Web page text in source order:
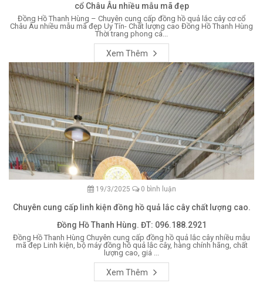
cổ Châu Âu nhiều mẫu mã đẹp
Đồng Hồ Thanh Hùng – Chuyên cung cấp đồng hồ quả lắc cây cơ cổ
Châu Âu nhiều mẫu mã đẹp Uy Tín- Chất lượng cao Đồng Hồ Thanh Hùng
Thời trang phong cá...
Xem Thêm
19/3/2025 0 bình luận
Chuyên cung cấp linh kiện đồng hồ quả lắc cây chất lượng cao.
Đồng Hồ Thanh Hùng. ĐT: 096.188.2921
Đồng Hồ Thanh Hùng Chuyên cung cấp đồng hồ quả lắc cây nhiều mẫu
mã đẹp Linh kiện, bộ máy đồng hồ quả lắc cây, hàng chính hãng, chất
lượng cao, giá ...
Xem Thêm